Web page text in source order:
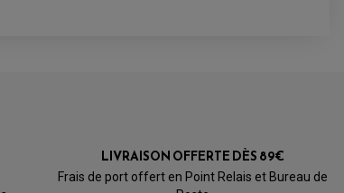
LIVRAISON OFFERTE DÈS 89€
Frais de port offert en Point Relais et Bureau de